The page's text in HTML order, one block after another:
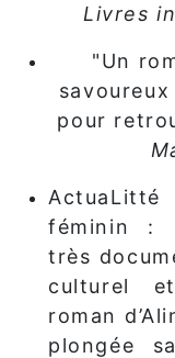
Livres
"Un
pour
féminin :
très
culturel
roman
plongée